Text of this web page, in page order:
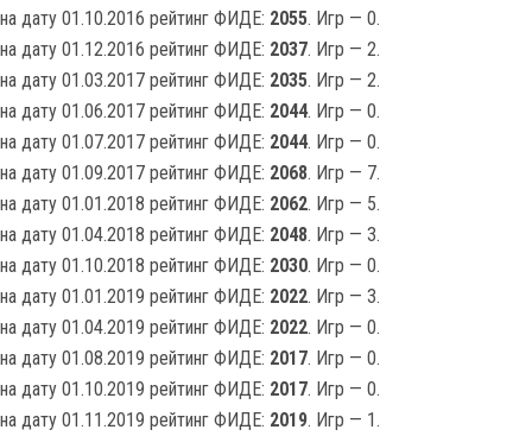
на дату 01.10.2016 рейтинг ФИДЕ: 2055. Игр — 0.
на дату 01.12.2016 рейтинг ФИДЕ: 2037. Игр — 2.
на дату 01.03.2017 рейтинг ФИДЕ: 2035. Игр — 2.
на дату 01.06.2017 рейтинг ФИДЕ: 2044. Игр — 0.
на дату 01.07.2017 рейтинг ФИДЕ: 2044. Игр — 0.
на дату 01.09.2017 рейтинг ФИДЕ: 2068. Игр — 7.
на дату 01.01.2018 рейтинг ФИДЕ: 2062. Игр — 5.
на дату 01.04.2018 рейтинг ФИДЕ: 2048. Игр — 3.
на дату 01.10.2018 рейтинг ФИДЕ: 2030. Игр — 0.
на дату 01.01.2019 рейтинг ФИДЕ: 2022. Игр — 3.
на дату 01.04.2019 рейтинг ФИДЕ: 2022. Игр — 0.
на дату 01.08.2019 рейтинг ФИДЕ: 2017. Игр — 0.
на дату 01.10.2019 рейтинг ФИДЕ: 2017. Игр — 0.
на дату 01.11.2019 рейтинг ФИДЕ: 2019. Игр — 1.